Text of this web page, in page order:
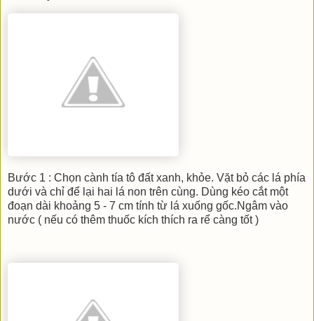
Bước 1 : Chọn cành tía tô đất xanh, khỏe. Vặt bỏ các lá phía
dưới và chỉ để lại hai lá non trên cùng. Dùng kéo cắt một
đoạn dài khoảng 5 - 7 cm tính từ lá xuống gốc.Ngâm vào
nước ( nếu có thêm thuốc kích thích ra rể càng tốt )